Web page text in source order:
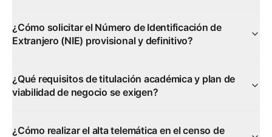
¿Cómo solicitar el Número de Identificación de
Extranjero (NIE) provisional y definitivo?
¿Qué requisitos de titulación académica y plan de
viabilidad de negocio se exigen?
¿Cómo realizar el alta telemática en el censo de